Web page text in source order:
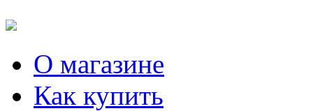
О магазине
Как купить